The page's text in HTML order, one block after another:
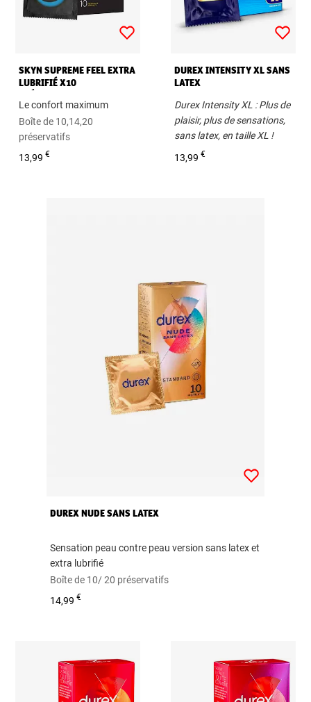
SKYN SUPREME FEEL EXTRA
LUBRIFIÉ X10
53 MM
Le confort maximum
Boîte de 10,14,20
préservatifs
13,99€
DUREX INTENSITY XL SANS
LATEX
Durex Intensity XL : Plus de
plaisir, plus de sensations,
sans latex, en taille XL !
Boîte de 10 préservatifs
13,99€
DUREX NUDE SANS LATEX
Sensation peau contre peau version sans latex et
extra lubrifié
Boîte de 10/ 20 préservatifs
14,99€